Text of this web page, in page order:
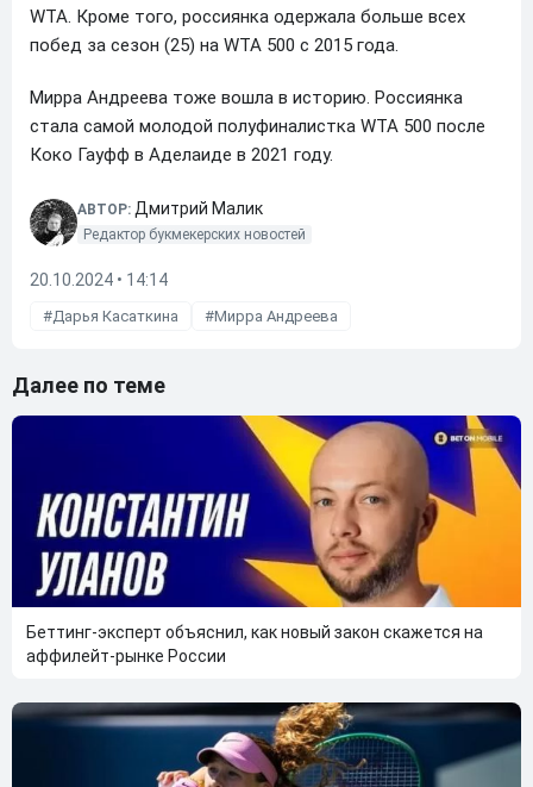
WTA. Кроме того, россиянка одержала больше всех
побед за сезон (25) на WTA 500 с 2015 года.
Мирра Андреева тоже вошла в историю. Россиянка
стала самой молодой полуфиналистка WTA 500 после
Коко Гауфф в Аделаиде в 2021 году.
АВТОР: Дмитрий Малик
Редактор букмекерских новостей
20.10.2024 • 14:14
Дарья Касаткина Мирра Андреева
Далее по теме
Беттинг-эксперт объяснил, как новый закон скажется на
аффилейт-рынке России